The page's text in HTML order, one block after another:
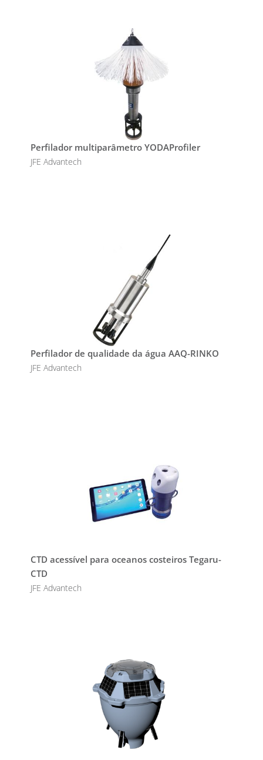
Perfilador multiparâmetro YODAProfiler
JFE Advantech
Perfilador de qualidade da água AAQ-RINKO
JFE Advantech
CTD acessível para oceanos costeiros Tegaru-
CTD
JFE Advantech